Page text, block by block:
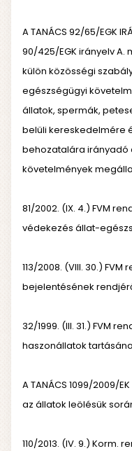
A TANÁCS 92/65/EGK
90/425/EGK irányelv
külön közösségi
egészségügyi
állatok, spermák,
belüli kereskedelmére
behozatalára
követelmények
81/2002. (IX. 4.) FVM
védekezés állat-
113/2008. (VIII. 30.)
bejelentésének
32/1999. (III. 31.) FVM
haszonállatok
A TANÁCS 1099/2009/
az állatok leölésük
110/2013. (IV. 9.) Korm.